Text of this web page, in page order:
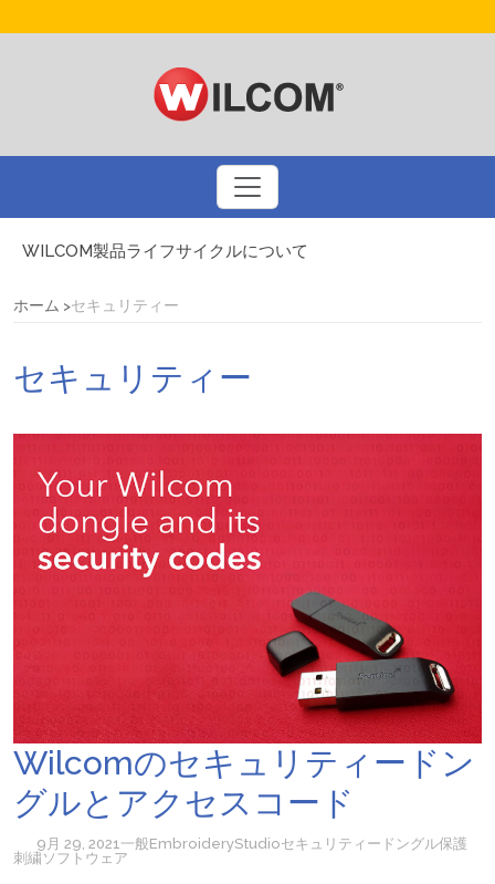
WILCOM製品ライフサイクルについて
刺繍業界大手のBinatedとのインタビュー
プリントビジネスを刺繍で多様化しましょう
自動デジタイズによるスマートなデザインアプローチ
ホーム セキュリティー
セキュリティー
Wilcomのセキュリティードン
グルとアクセスコード
9月 29, 2021一般EmbroideryStudioセキュリティー ドングル保護
刺繍ソフトウェア